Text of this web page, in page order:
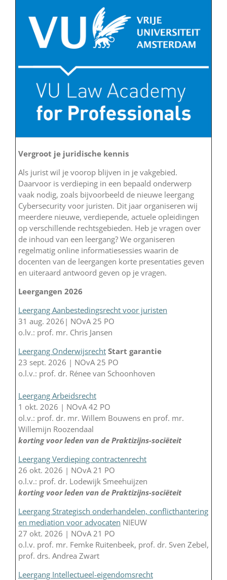
Vergroot je juridische kennis
Als jurist wil je voorop blijven in je vakgebied.
Daarvoor is verdieping in een bepaald onderwerp
vaak nodig, zoals bijvoorbeeld de nieuwe leergang
Cybersecurity voor juristen. Dit jaar organiseren wij
meerdere nieuwe, verdiepende, actuele opleidingen
op verschillende rechtsgebieden. Heb je vragen over
de inhoud van een leergang? We organiseren
regelmatig online informatiesessies waarin de
docenten van de leergangen korte presentaties geven
en uiteraard antwoord geven op je vragen.
Leergangen 2026
Leergang Aanbestedingsrecht voor juristen
31 aug. 2026| NOvA 25 PO
o.lv.: prof. mr. Chris Jansen
Leergang Onderwijsrecht Start garantie
23 sept. 2026 | NOvA 25 PO
o.l.v.: prof. dr. Rénee van Schoonhoven
Leergang Arbeidsrecht
1 okt. 2026 | NOvA 42 PO
ol.v.: prof. dr. mr. Willem Bouwens en prof. mr.
Willemijn Roozendaal
korting voor leden van de Praktizijns-sociëteit
Leergang Verdieping contractenrecht
26 okt. 2026 | NOvA 21 PO
o.l.v.: prof. dr. Lodewijk Smeehuijzen
korting voor leden van de Praktizijns-sociëteit
Leergang Strategisch onderhandelen, conflicthantering
en mediation voor advocaten NIEUW
27 okt. 2026 | NOvA 21 PO
o.l.v. prof. mr. Femke Ruitenbeek, prof. dr. Sven Zebel,
prof. drs. Andrea Zwart
Leergang Intellectueel-eigendomsrecht